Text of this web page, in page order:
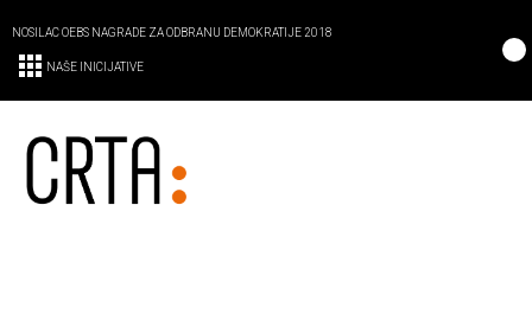
NOSILAC OEBS NAGRADE ZA ODBRANU DEMOKRATIJE 2018
NAŠE INICIJATIVE